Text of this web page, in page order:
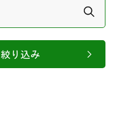
絞り込み